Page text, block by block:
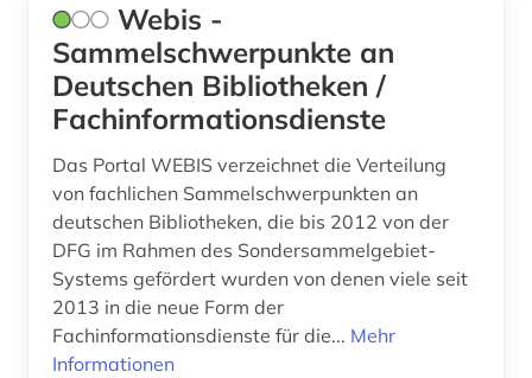
Webis -
Sammelschwerpunkte an
Deutschen Bibliotheken /
Fachinformationsdienste
Das Portal WEBIS verzeichnet die Verteilung
von fachlichen Sammelschwerpunkten an
deutschen Bibliotheken, die bis 2012 von der
DFG im Rahmen des Sondersammelgebiet-
Systems gefördert wurden von denen viele seit
2013 in die neue Form der
Fachinformationsdienste für die... Mehr
Informationen